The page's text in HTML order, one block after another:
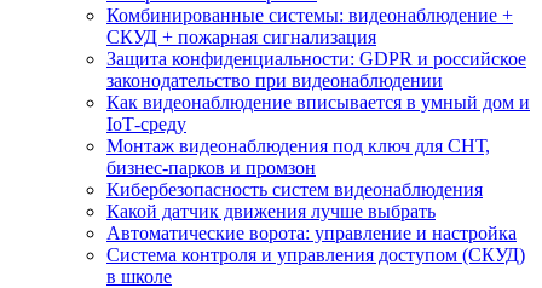
Комбинированные системы: видеонаблюдение +
СКУД + пожарная сигнализация
Защита конфиденциальности: GDPR и российское
законодательство при видеонаблюдении
Как видеонаблюдение вписывается в умный дом и
IoT‑среду
Монтаж видеонаблюдения под ключ для СНТ,
бизнес‑парков и промзон
Кибербезопасность систем видеонаблюдения
Какой датчик движения лучше выбрать
Автоматические ворота: управление и настройка
Система контроля и управления доступом (СКУД)
в школе